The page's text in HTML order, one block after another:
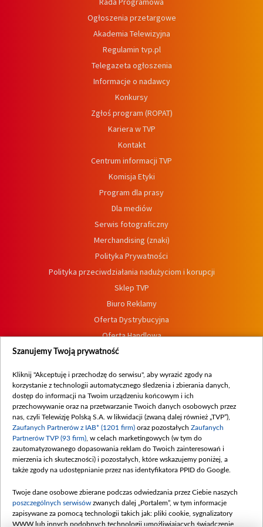
Ogłoszenia przetargowe
Akademia Telewizyjna
Regulamin tvp.pl
Telegazeta ogłoszenia
Informacje o nadawcy
Konkursy
Zgłoś program (ROPAT)
Kariera w TVP
Kontakt
Centrum informacji TVP
Komisja Etyki
Program dla prasy
Dla mediów
Serwis fotograficzny
Merchandising (znaki)
Polityka Prywatności
Polityka przeciwdziałania nadużyciom i korupcji
Sklep TVP
Biuro Reklamy
Oferta Dystrybucyjna
Oferta Handlowa
Dostępność
Procedura zgłoszeń wewnętrznych
Szanujemy Twoją prywatność
Kliknij "Akceptuję i przechodzę do serwisu", aby wyrazić zgody na
korzystanie z technologii automatycznego śledzenia i zbierania danych,
dostęp do informacji na Twoim urządzeniu końcowym i ich
przechowywanie oraz na przetwarzanie Twoich danych osobowych przez
nas, czyli Telewizję Polską S.A. w likwidacji (zwaną dalej również „TVP”),
Zaufanych Partnerów z IAB* (1201 firm) oraz pozostałych Zaufanych
Partnerów TVP (93 firm) , w celach marketingowych (w tym do
zautomatyzowanego dopasowania reklam do Twoich zainteresowań i
mierzenia ich skuteczności) i pozostałych, które wskazujemy poniżej, a
także zgody na udostępnianie przez nas identyfikatora PPID do Google.
Twoje dane osobowe zbierane podczas odwiedzania przez Ciebie naszych
poszczególnych serwisów zwanych dalej „Portalem”, w tym informacje
zapisywane za pomocą technologii takich jak: pliki cookie, sygnalizatory
WWW lub innych podobnych technologii umożliwiających świadczenie